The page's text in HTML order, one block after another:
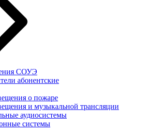
СОУЭ
абонентские
о пожаре
и музыкальной трансляции
аудиосистемы
системы